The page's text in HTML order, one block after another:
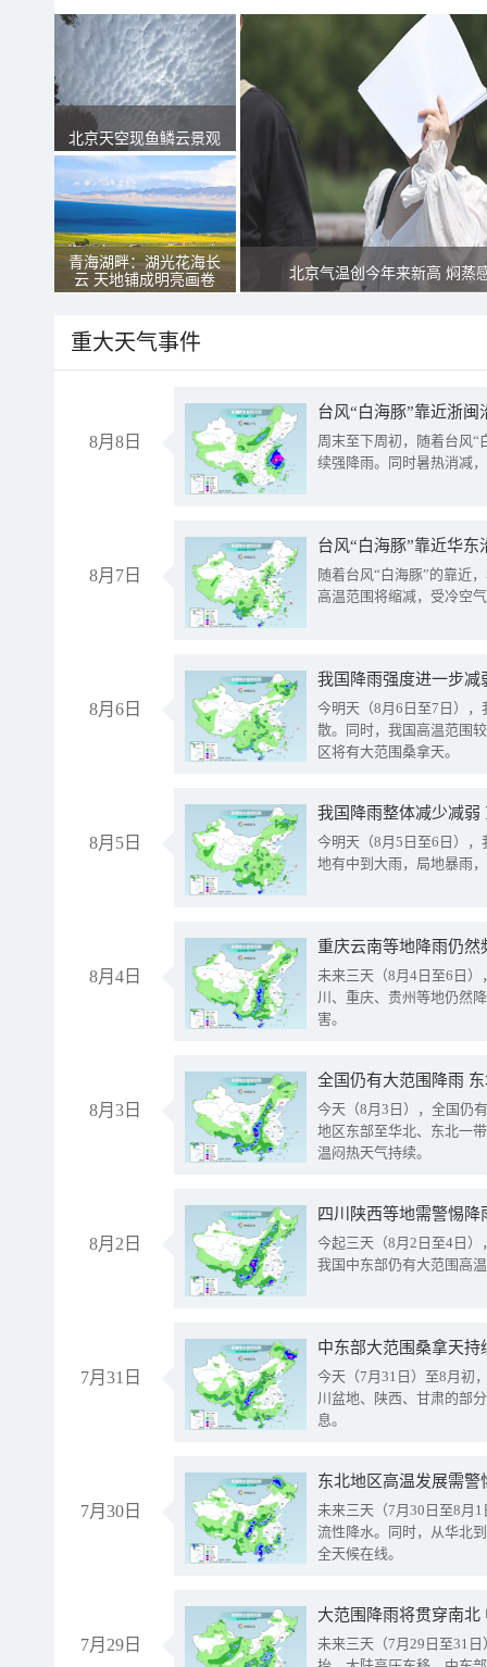
北京天空现鱼鳞云景观
青海湖畔：湖光花海长
云 天地铺成明亮画卷
北京气温创今年来新高 焖蒸
重大天气事件
8月8日
台风“白海豚”靠近浙
周末至下周初，随着台风“
续强降雨。同时暑热消减
8月7日
台风“白海豚”靠近华
随着台风“白海豚”的靠近
高温范围将缩减，受冷空
8月6日
今明天（8月6日至7日）
散。同时，我国高温范围
区将有大范围桑拿天。
8月5日
我国降雨整体减少减弱
今明天（8月5日至6日）
地有中到大雨，局地暴雨
8月4日
重庆云南等地降雨仍然
未来三天（8月4日至6日
川、重庆、贵州等地仍然
害。
8月3日
全国仍有大范围降雨
今天（8月3日），全国仍
地区东部至华北、东北一
温闷热天气持续。
8月2日
今起三天（8月2日至4日
我国中东部仍有大范围高
7月31日
中东部大范围桑拿天
今天（7月31日）至8月初
川盆地、陕西、甘肃的部
息。
7月30日
东北地区高温发展需
未来三天（7月30日至8月
流性降水。同时，从华北
全天候在线。
7月29日
大范围降雨将贯穿南
未来三天（7月29日至31